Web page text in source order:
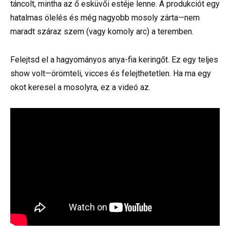
táncolt, mintha az ő esküvői estéje lenne. A produkciót egy
hatalmas ölelés és még nagyobb mosoly zárta—nem
maradt száraz szem (vagy komoly arc) a teremben.
Felejtsd el a hagyományos anya-fia keringőt. Ez egy teljes
show volt—örömteli, vicces és felejthetetlen. Ha ma egy
okot keresel a mosolyra, ez a videó az.